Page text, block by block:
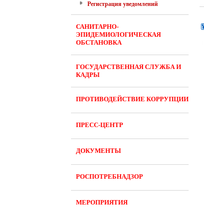
Регистрация уведомлений
САНИТАРНО-
ЭПИДЕМИОЛОГИЧЕСКАЯ
ОБСТАНОВКА
ГОСУДАРСТВЕННАЯ СЛУЖБА И
КАДРЫ
ПРОТИВОДЕЙСТВИЕ КОРРУПЦИИ
ПРЕСС-ЦЕНТР
ДОКУМЕНТЫ
РОСПОТРЕБНАДЗОР
МЕРОПРИЯТИЯ